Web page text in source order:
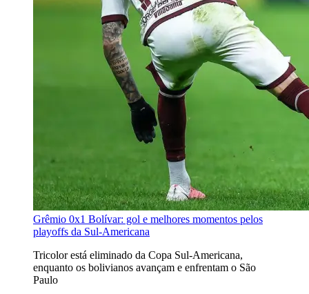
Grêmio 0x1 Bolívar: gol e melhores momentos pelos
playoffs da Sul-Americana
Tricolor está eliminado da Copa Sul-Americana,
enquanto os bolivianos avançam e enfrentam o São
Paulo